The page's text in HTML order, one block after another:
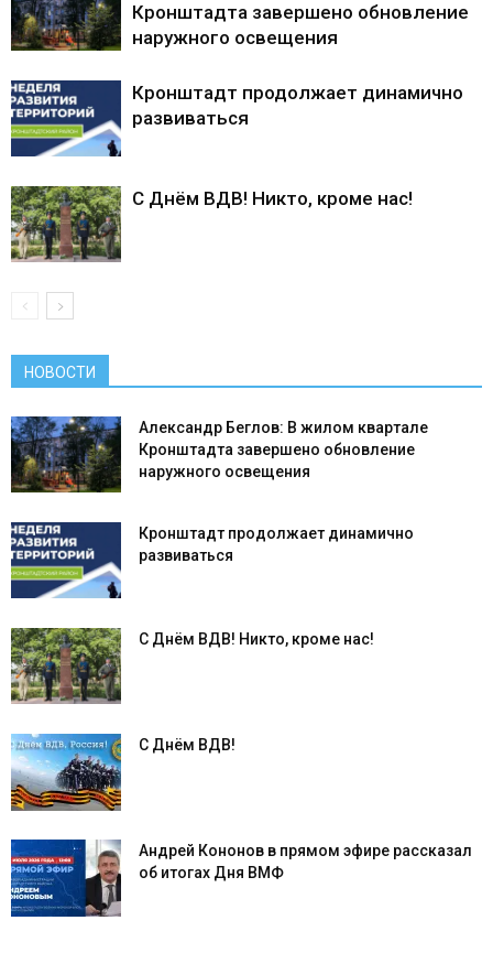
Кронштадта завершено обновление
наружного освещения
Кронштадт продолжает динамично
развиваться
С Днём ВДВ! Никто, кроме нас!
НОВОСТИ
Александр Беглов: В жилом квартале
Кронштадта завершено обновление
наружного освещения
Кронштадт продолжает динамично
развиваться
С Днём ВДВ! Никто, кроме нас!
С Днём ВДВ!
Андрей Кононов в прямом эфире рассказал
об итогах Дня ВМФ